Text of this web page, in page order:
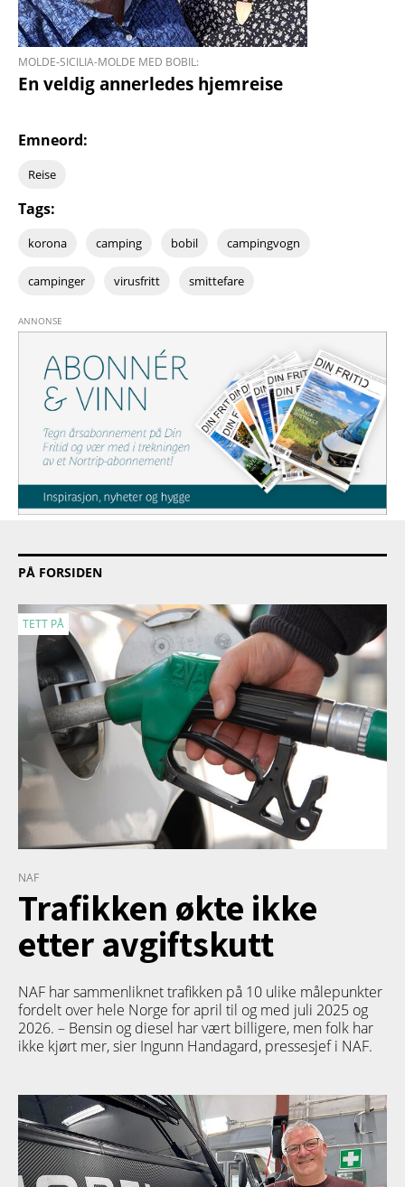
MOLDE-SICILIA-MOLDE MED BOBIL:
En veldig annerledes hjemreise
Emneord:
Reise
Tags:
korona camping bobil campingvogn
campinger virusfritt smittefare
PÅ FORSIDEN
TETT PÅ
NAF
Trafikken økte ikke
etter avgiftskutt
NAF har sammenliknet trafikken på 10 ulike målepunkter
fordelt over hele Norge for april til og med juli 2025 og
2026. – Bensin og diesel har vært billigere, men folk har
ikke kjørt mer, sier Ingunn Handagard, pressesjef i NAF.
TETT PÅ